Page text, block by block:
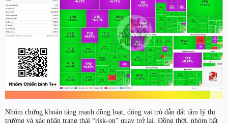
Nhóm chứng khoán tăng mạnh đồng loạt, đóng vai trò dẫn dắt tâm lý thị
trường và xác nhận trạng thái “risk-on” quay trở lại. Đồng thời, nhóm bất